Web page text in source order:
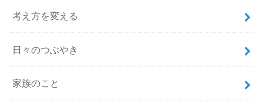
考え方を変える
日々のつぶやき
家族のこと